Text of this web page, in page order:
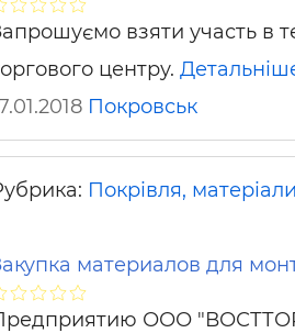
взяти участь в
центру.
Покровськ
Покрівля, матеріали
материалов для
ООО